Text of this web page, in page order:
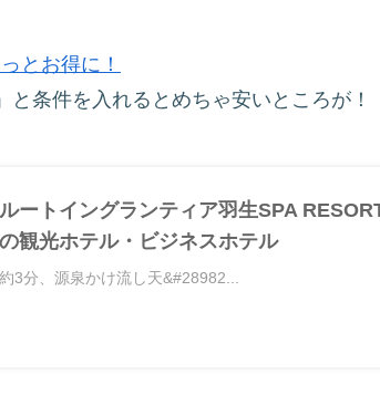
とお得に！
条件を入れるとめちゃ安いところが！
ートイングランティア羽生SPA
観光ホテル・ビジネスホテル
3分、源泉かけ流し天&#28982...